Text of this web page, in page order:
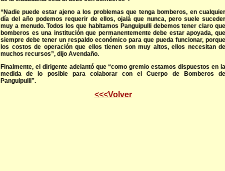
“Nadie puede estar ajeno a los problemas que tenga bomberos, en cualquier
día del año podemos requerir de ellos, ojalá que nunca, pero suele suceder
muy a menudo. Todos los que habitamos Panguipulli debemos tener claro que
bomberos es una institución que permanentemente debe estar apoyada, que
siempre debe tener un respaldo económico para que pueda funcionar, porque
los costos de operación que ellos tienen son muy altos, ellos necesitan de
muchos recursos”, dijo Avendaño.
Finalmente, el dirigente adelantó que “como gremio estamos dispuestos en la
medida de lo posible para colaborar con el Cuerpo de Bomberos de
Panguipulli”.
<<<Volver